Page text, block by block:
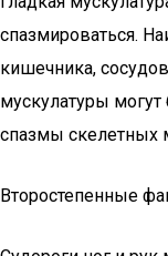
спазмироваться.
кишечника,
мускулатуры
спазмы
Второстепенные